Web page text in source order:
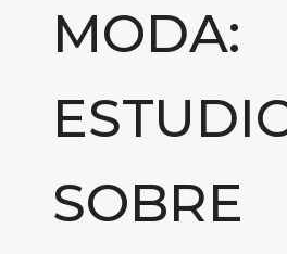
MODA:
SOBRE